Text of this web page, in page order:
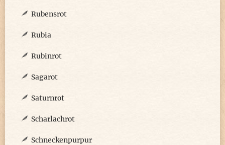
Rubensrot
Rubia
Rubinrot
Sagarot
Saturnrot
Scharlachrot
Schneckenpurpur